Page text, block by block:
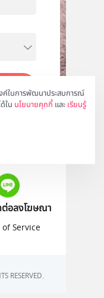
ค์ในการพัฒนาประสบการณ์
ใน นโยบายคุกกี้ และ เรียนรู้
อลงโฆษณา
Service
RESERVED.